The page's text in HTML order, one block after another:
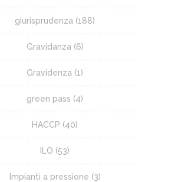
giurisprudenza (188)
Gravidanza (6)
Gravidenza (1)
green pass (4)
HACCP (40)
ILO (53)
Impianti a pressione (3)